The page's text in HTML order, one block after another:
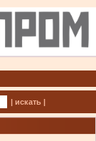
| искать |